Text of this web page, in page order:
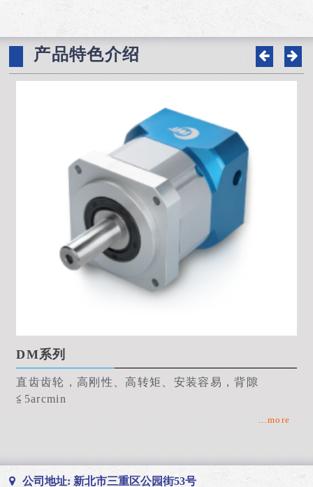
产品特色介绍
DM系列
直齿齿轮，高刚性、高转矩、安装容易，背隙
≦5arcmin
...more
公司地址: 新北市三重区公园街53号